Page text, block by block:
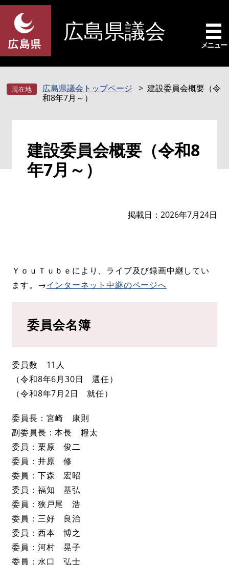
ペ
先
頭
す
メ
を
飛
し
広島県議会
メニュー
広島県議会トップページ
建設委員会概要（令
和8年7月～）
建設委員会概要（令和8
年7月～）
掲載日 2026年7月24日
ＹｏｕＴｕｂｅにより、ライブ及び録画中継してい
ます。→インターネット中継のページへ
委員会名簿
委員数 11人
​（令和8年6月30日 選任）
​（令和8年7月2日 就任）
委員長：宮崎 康則
副委員長：本長 糧太
委員：栗原 俊二
委員：井原 修
委員：下森 宏昭
委員：福知 基弘
委員：狭戸尾 浩
委員：三好 良治
委員：西本 博之
委員：河村 晃子
委員：水口 弘士